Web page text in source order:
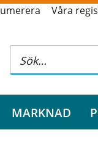
Våra
MARKNAD